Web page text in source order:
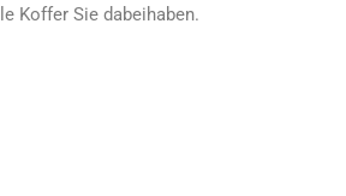
Koffer Sie dabeihaben.